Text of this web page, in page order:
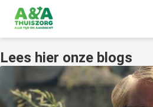
Lees hier onze blogs